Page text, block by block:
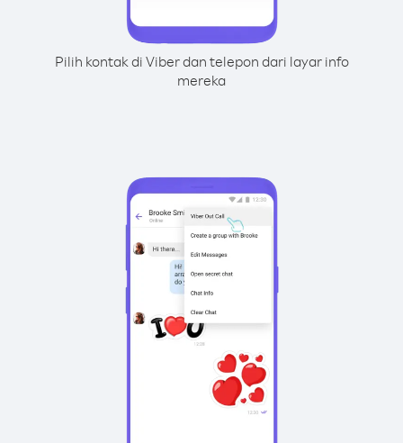
Pilih kontak di Viber dan telepon dari layar info
mereka